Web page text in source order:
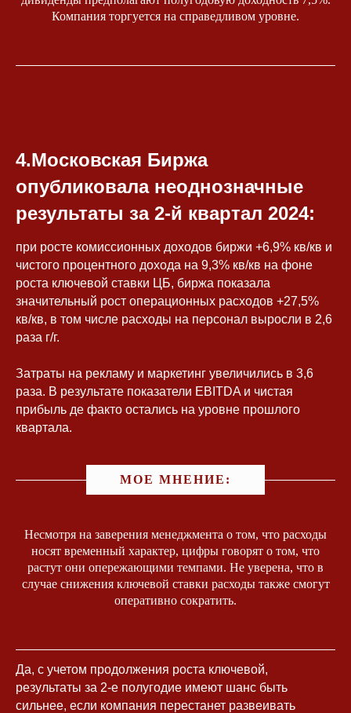
Компания торгуется на справедливом уровне.
4.Московская Биржа
опубликовала неоднозначные
результаты за 2-й квартал 2024:
при росте комиссионных доходов биржи +6,9% кв/кв и
чистого процентного дохода на 9,3% кв/кв на фоне
роста ключевой ставки ЦБ, биржа показала
значительный рост операционных расходов +27,5%
кв/кв, в том числе расходы на персонал выросли в 2,6
раза г/г.
Затраты на рекламу и маркетинг увеличились в 3,6
раза. В результате показатели EBITDA и чистая
прибыль де факто остались на уровне прошлого
квартала.
МОЕ МНЕНИЕ:
Несмотря на заверения менеджмента о том, что расходы
носят временный характер, цифры говорят о том, что
растут они опережающими темпами. Не уверена, что в
случае снижения ключевой ставки расходы также смогут
оперативно сократить.
Да, с учетом продолжения роста ключевой,
результаты за 2-е полугодие имеют шанс быть
сильнее, если компания перестанет развеивать
Вы можете оставить свой вопрос на
сайте или задать его любым
удобным способом
Юлией
Контакты